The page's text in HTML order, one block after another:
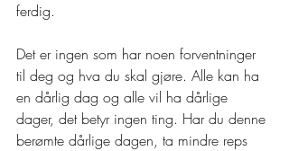
ferdig.
Det er ingen som har noen forventninger
til deg og hva du skal gjøre. Alle kan ha
en dårlig dag og alle vil ha dårlige
dager, det betyr ingen ting. Har du denne
berømte dårlige dagen, ta mindre reps